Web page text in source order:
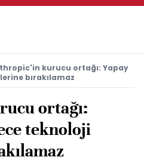
kurucu ortağı: Yapay
bırakılamaz
ortağı:
teknoloji